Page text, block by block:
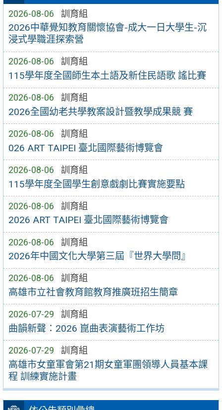
2026-08-06 訓育組
2026中華覺知教育關懷協會-成大一日大學生-沉
浸式學職涯探索營
2026-08-06 訓育組
115學年度全國師生本土語及新住民語歌 謠比賽
2026-08-06 訓育組
2026全國幼老共學教案設計暨教學成果競 賽
2026-08-06 訓育組
026 ART TAIPEI 臺北國際藝術博覽會
2026-08-06 訓育組
115學年度全國學生創意戲劇比賽實施要點
2026-08-06 訓育組
2026 ART TAIPEI 臺北國際藝術博覽會
2026-08-06 訓育組
2026年中國文化大學第三屆『世界大學問』
2026-08-06 訓育組
高雄市立社會教育館教育推廣班招生簡章
2026-07-29 訓育組
曲韻新聲：2026 崑曲表演藝術工作坊
2026-07-29 訓育組
高雄市女童軍會第21期女童軍團領導人員基本課
程 訓練實施計畫